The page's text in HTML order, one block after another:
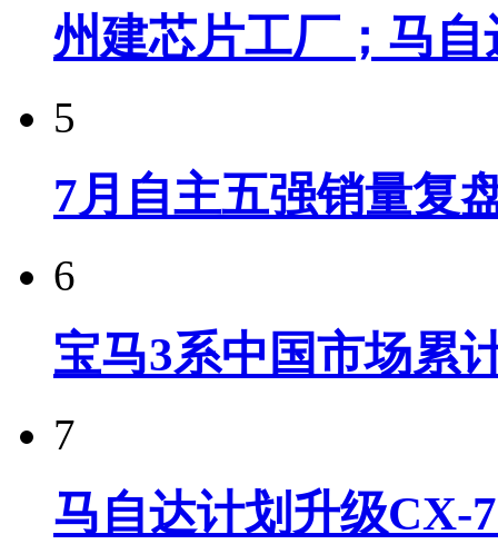
州建芯片工厂；马
5
7月自主五强销量复
6
宝马3系中国市场累
7
马自达计划升级CX-